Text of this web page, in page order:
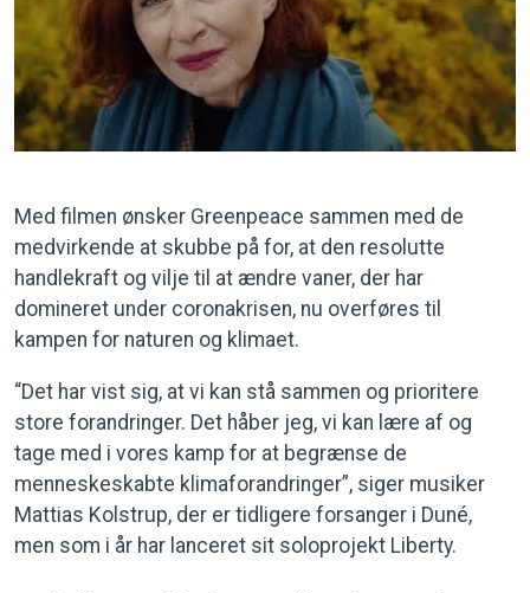
Med filmen ønsker Greenpeace sammen med de
medvirkende at skubbe på for, at den resolutte
handlekraft og vilje til at ændre vaner, der har
domineret under coronakrisen, nu overføres til
kampen for naturen og klimaet.
“Det har vist sig, at vi kan stå sammen og prioritere
store forandringer. Det håber jeg, vi kan lære af og
tage med i vores kamp for at begrænse de
menneskeskabte klimaforandringer”, siger musiker
Mattias Kolstrup, der er tidligere forsanger i Duné,
men som i år har lanceret sit soloprojekt Liberty.